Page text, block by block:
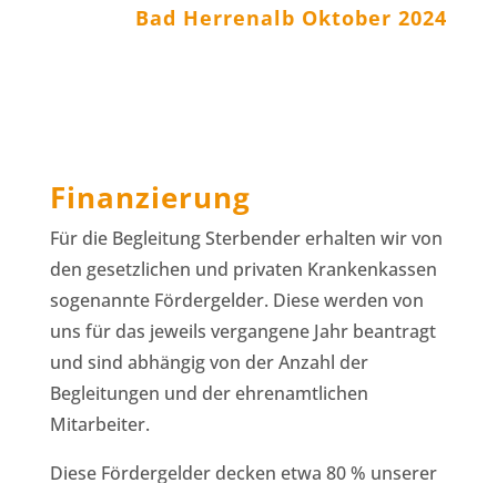
Bad Herrenalb Oktober 2024
Finanzierung
Für die Begleitung Sterbender erhalten wir von
den gesetzlichen und privaten Krankenkassen
sogenannte Fördergelder. Diese werden von
uns für das jeweils vergangene Jahr beantragt
und sind abhängig von der Anzahl der
Begleitungen und der ehrenamtlichen
Mitarbeiter.
Diese Fördergelder decken etwa 80 % unserer